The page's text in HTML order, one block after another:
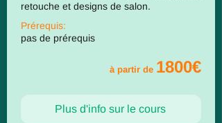
retouche et designs de salon.
Prérequis:
pas de prérequis
à partir de 1800€
Plus d'info sur le cours